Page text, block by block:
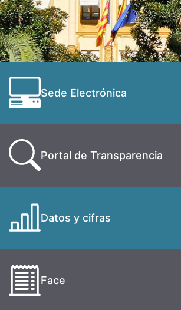
Sede Electrónica
Portal de Transparencia
Datos y cifras
Face